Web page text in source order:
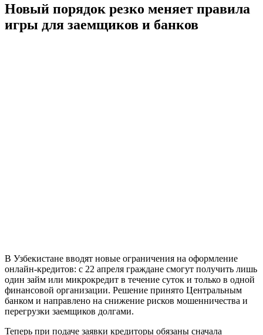
Новый порядок резко меняет правила
игры для заемщиков и банков
В Узбекистане вводят новые ограничения на оформление
онлайн-кредитов: с 22 апреля граждане смогут получить лишь
один займ или микрокредит в течение суток и только в одной
финансовой организации. Решение принято Центральным
банком и направлено на снижение рисков мошенничества и
перегрузки заемщиков долгами.
Теперь при подаче заявки кредиторы обязаны сначала